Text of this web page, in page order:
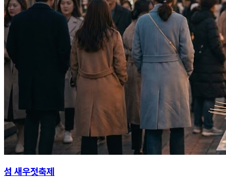
섬 새우젓축제